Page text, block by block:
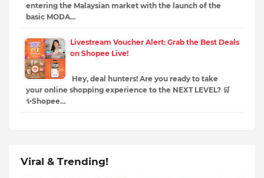
entering the Malaysian market with the launch of the
basic MODA…
Livestream Voucher Alert: Grab the Best Deals
on Shopee Live!
Hey, deal hunters! Are you ready to take
your online shopping experience to the NEXT LEVEL? 🛒
✨Shopee…
Viral & Trending!